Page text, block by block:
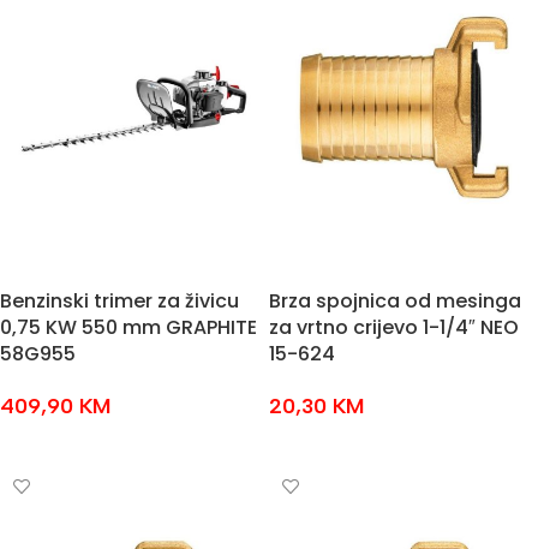
Benzinski trimer za živicu
0,75 KW 550 mm GRAPHITE
58G955
409,90 KM
Brza spojnica od mesinga
za vrtno crijevo 1-1/4″ NEO
15-624
20,30 KM